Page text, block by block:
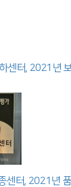
센터, 2021년
센터, 2021년